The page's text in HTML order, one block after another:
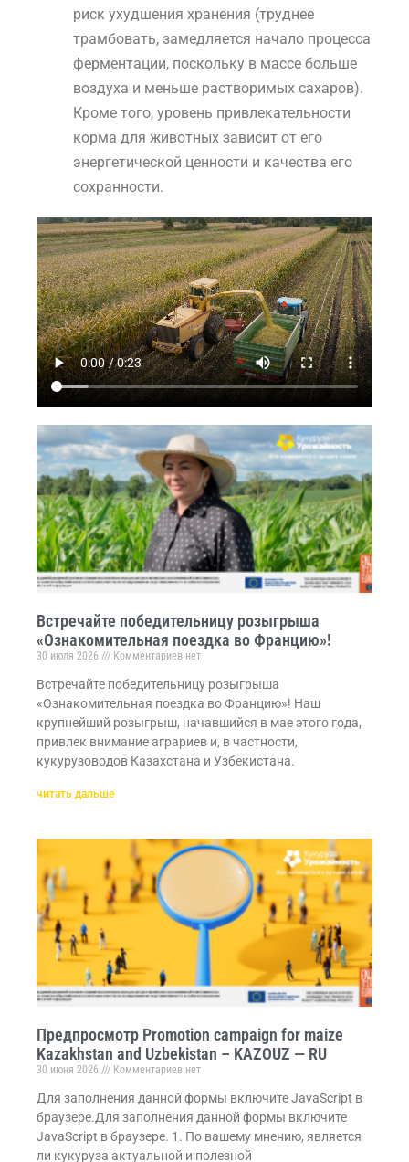
риск ухудшения хранения (труднее
трамбовать, замедляется начало процесса
ферментации, поскольку в массе больше
воздуха и меньше растворимых сахаров).
Кроме того, уровень привлекательности
корма для животных зависит от его
энергетической ценности и качества его
сохранности.
Встречайте победительницу розыгрыша
«Ознакомительная поездка во Францию»!
30 июля 2026 Комментариев нет
Встречайте победительницу розыгрыша
«Ознакомительная поездка во Францию»! Наш
крупнейший розыгрыш, начавшийся в мае этого года,
привлек внимание аграриев и, в частности,
кукурузоводов Казахстана и Узбекистана.
читать дальше
Предпросмотр Promotion campaign for maize
Kazakhstan and Uzbekistan – KAZOUZ — RU
30 июня 2026 Комментариев нет
Для заполнения данной формы включите JavaScript в
браузере.Для заполнения данной формы включите
JavaScript в браузере. 1. По вашему мнению, является
ли кукуруза актуальной и полезной